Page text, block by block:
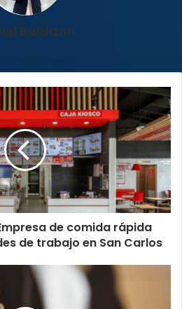
Baldizon
de comida rápida
de trabajo en San Carlos